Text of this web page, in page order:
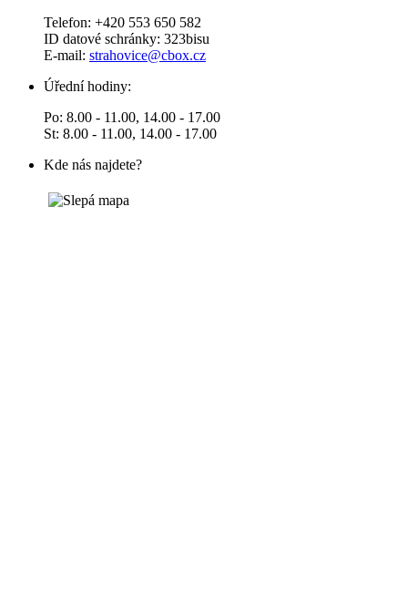
Telefon: +420 553 650 582
ID datové schránky: 323bisu
E-mail: strahovice@cbox.cz
Úřední hodiny:
Po: 8.00 - 11.00, 14.00 - 17.00
St: 8.00 - 11.00, 14.00 - 17.00
Kde nás najdete?